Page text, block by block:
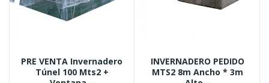
PRE VENTA Invernadero
Túnel 100 Mts2 +
INVERNADERO PEDIDO
MTS2 8m Ancho * 3m